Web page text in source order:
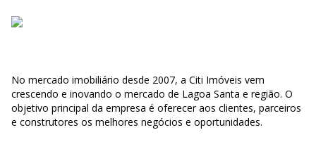
No mercado imobiliário desde 2007, a Citi Imóveis vem
crescendo e inovando o mercado de Lagoa Santa e região. O
objetivo principal da empresa é oferecer aos clientes, parceiros
e construtores os melhores negócios e oportunidades.